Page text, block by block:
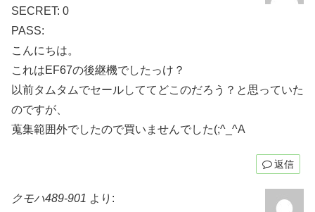
SECRET: 0
PASS:
こんにちは。
これはEF67の後継機でしたっけ？
以前タムタムでセールしててどこのだろう？と思っていた
のですが、
蒐集範囲外でしたので買いませんでした(;^_^A
返信
クモハ489-901 より: